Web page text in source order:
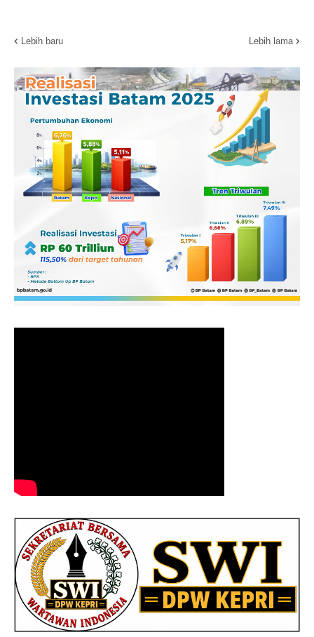
Lebih baru Lebih lama